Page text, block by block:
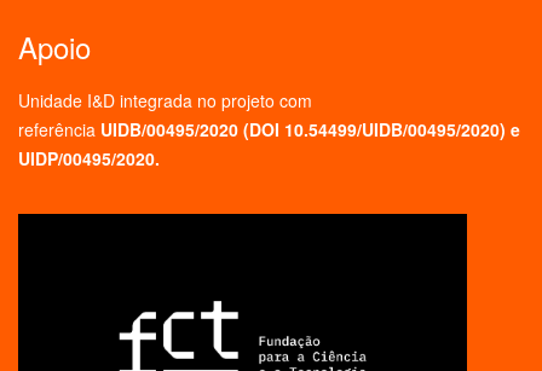
Apoio
Unidade I&D integrada no projeto com
referência UIDB/00495/2020 (DOI 10.54499/UIDB/00495/2020) e
UIDP/00495/2020.